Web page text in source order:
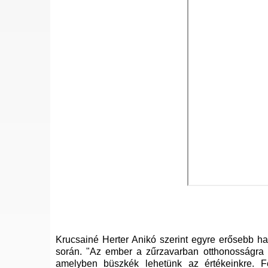
Krucsainé Herter Anikó szerint egyre erősebb
során. "Az ember a zűrzavarban
amelyben büszkék lehetünk az értékeinkre.